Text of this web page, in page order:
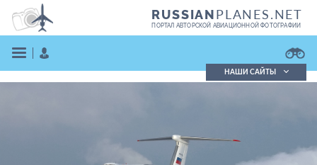
RUSSIANPLANES.NET
ПОРТАЛ АВТОРСКОЙ АВИАЦИОННОЙ ФОТОГРАФИИ
НАШИ САЙТЫ